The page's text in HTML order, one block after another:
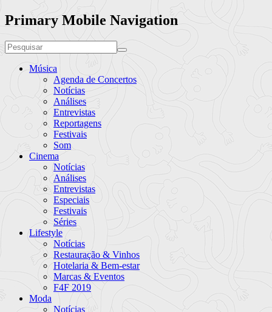
Primary Mobile Navigation
Música
Agenda de Concertos
Notícias
Análises
Entrevistas
Reportagens
Festivais
Som
Cinema
Notícias
Análises
Entrevistas
Especiais
Festivais
Séries
Lifestyle
Notícias
Restauração & Vinhos
Hotelaria & Bem-estar
Marcas & Eventos
F4F 2019
Moda
Notícias